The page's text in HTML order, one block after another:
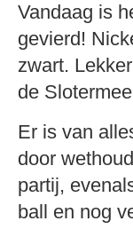
Vandaag is
gevierd!
zwart.
de
Er is van
door
partij,
ball en nog